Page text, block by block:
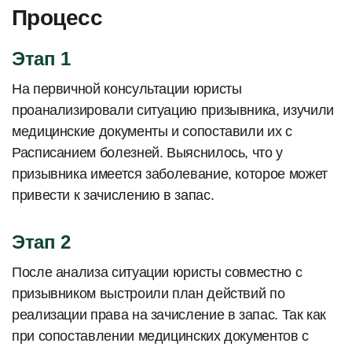
Процесс
Этап 1
На первичной консультации юристы
проанализировали ситуацию призывника, изучили
медицинские документы и сопоставили их с
Расписанием болезней. Выяснилось, что у
призывника имеется заболевание, которое может
привести к зачислению в запас.
Этап 2
После анализа ситуации юристы совместно с
призывником выстроили план действий по
реализации права на зачисление в запас. Так как
при сопоставлении медицинских документов с